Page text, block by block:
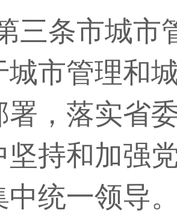
三条市城市
城市管理和
署，落实省
坚持和加强
中统一领导